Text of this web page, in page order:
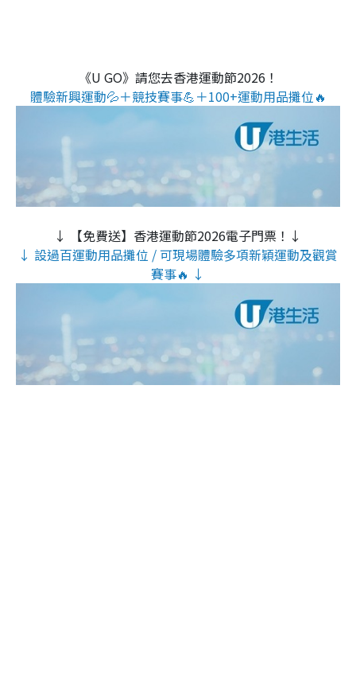
《U GO》請您去香港運動節2026！
體驗新興運動💦＋競技賽事💪＋100+運動用品攤位🔥
↓ 【免費送】香港運動節2026電子門票！↓
↓ 設過百運動用品攤位 / 可現場體驗多項新穎運動及觀賞
賽事🔥 ↓